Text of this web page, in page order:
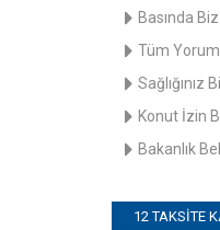
Basında Biz
Tüm
Sağlığınız
Konut İzin
Bakanlık
12 TAKSITE